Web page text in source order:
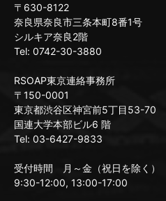
〒630-8122
奈良県奈良市三条本町8番1号
シルキア奈良2階
Tel: 0742-30-3880
RSOAP東京連絡事務所
〒150-0001
東京都渋谷区神宮前5丁目53-70
国連大学本部ビル6 階
Tel: 03-6427-9833
受付時間 月～金（祝日を除く）
9:30-12:00, 13:00-17:00